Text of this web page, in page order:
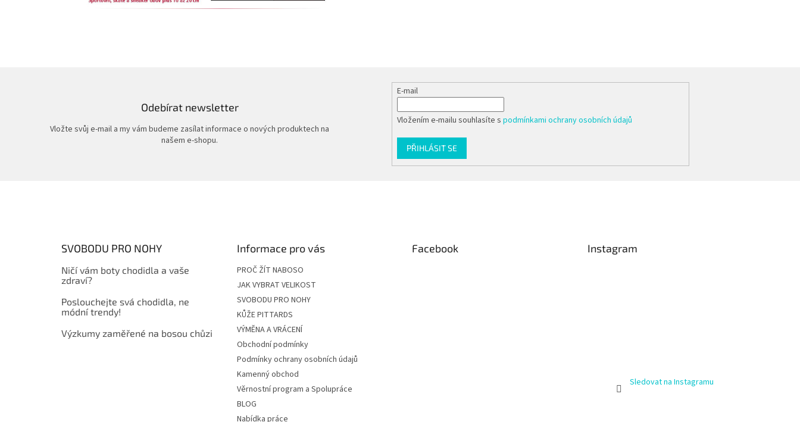
Odebírat newsletter
Vložte svůj e-mail a my vám budeme zasílat informace o nových produktech na
našem e-shopu.
E-mail
Vložením e-mailu souhlasíte spodmínkami ochrany osobních údajů
PŘIHLÁSIT SE
SVOBODU PRO NOHY
Ničí vám boty chodidla a vaše
zdraví?
Poslouchejte svá chodidla, ne
módní trendy!
Výzkumy zaměřené na bosou chůzi
Informace pro vás
PROČ ŽÍT NABOSO
JAK VYBRAT VELIKOST
SVOBODU PRO NOHY
KŮŽE PITTARDS
VÝMĚNA A VRÁCENÍ
Obchodní podmínky
Podmínky ochrany osobních údajů
Kamenný obchod
Věrnostní program a Spolupráce
BLOG
Nabídka práce
Facebook Instagram
Sledovat na Instagramu